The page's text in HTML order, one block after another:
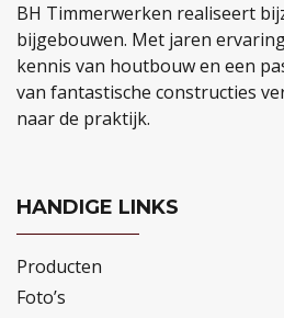
BH Timmerwerken realiseert
bijgebouwen. Met jaren
kennis van houtbouw en een
van fantastische constructies
naar de praktijk.
HANDIGE LINKS
Producten
Foto’s